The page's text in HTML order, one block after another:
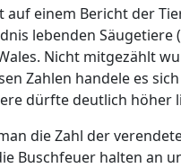
auf einem Bericht der
lebenden
Nicht mitgezählt
Zahlen handele es
dürfte deutlich höher
die Zahl der
Buschfeuer halten an